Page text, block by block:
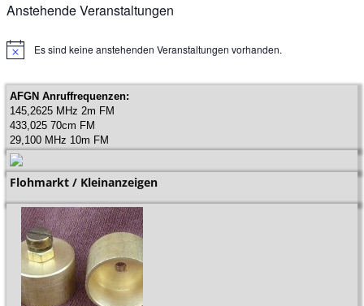
Anstehende Veranstaltungen
H
n
w
e
Es sind keine anstehenden Veranstaltungen vorhanden.
AFGN Anruffrequenzen:
145,2625 MHz 2m FM
433,025 70cm FM
29,100 MHz 10m FM
Flohmarkt / Kleinanzeigen